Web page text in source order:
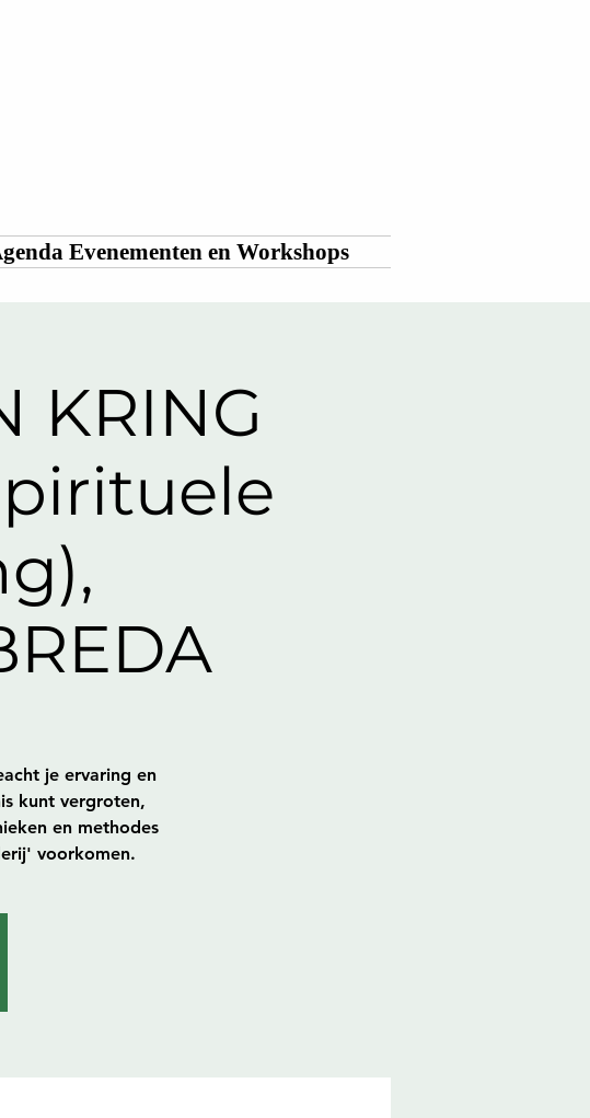
Evenementen en Workshops
KRING
je ervaring en
kunt vergroten,
en methodes
voorkomen.